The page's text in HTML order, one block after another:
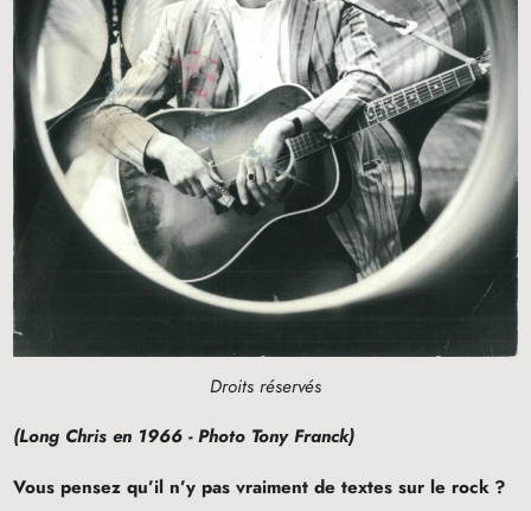
Droits réservés
(Long Chris en 1966 - Photo Tony Franck)
Vous pensez qu’il n’y pas vraiment de textes sur le rock ?